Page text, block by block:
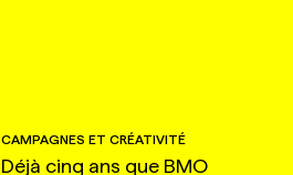
CAMPAGNES ET CRÉATIVITÉ
Déjà cinq ans que BMO